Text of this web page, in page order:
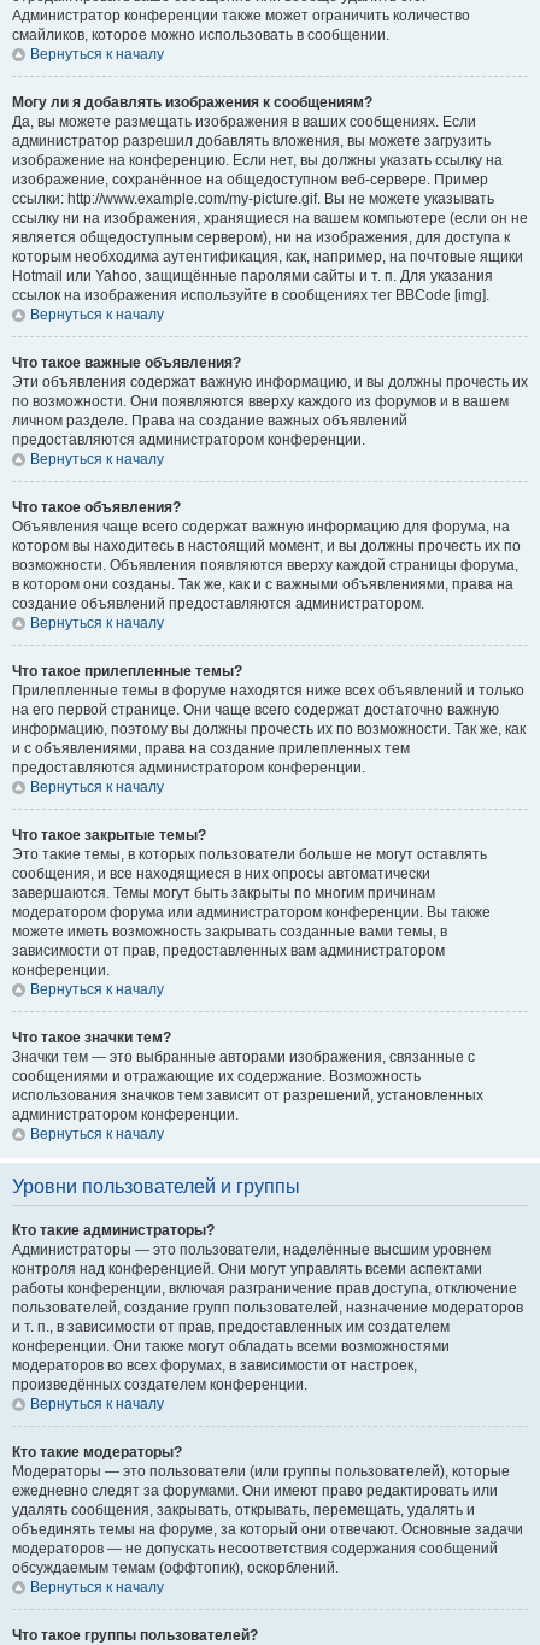
Администратор конференции также может ограничить количество
смайликов, которое можно использовать в сообщении.
Вернуться к началу
Могу ли я добавлять изображения к сообщениям?
Да, вы можете размещать изображения в ваших сообщениях. Если
администратор разрешил добавлять вложения, вы можете загрузить
изображение на конференцию. Если нет, вы должны указать ссылку на
изображение, сохранённое на общедоступном веб-сервере. Пример
ссылки: http://www.example.com/my-picture.gif. Вы не можете указывать
ссылку ни на изображения, хранящиеся на вашем компьютере (если он не
является общедоступным сервером), ни на изображения, для доступа к
которым необходима аутентификация, как, например, на почтовые ящики
Hotmail или Yahoo, защищённые паролями сайты и т. п. Для указания
ссылок на изображения используйте в сообщениях тег BBCode [img].
Вернуться к началу
Что такое важные объявления?
Эти объявления содержат важную информацию, и вы должны прочесть их
по возможности. Они появляются вверху каждого из форумов и в вашем
личном разделе. Права на создание важных объявлений
предоставляются администратором конференции.
Вернуться к началу
Что такое объявления?
Объявления чаще всего содержат важную информацию для форума, на
котором вы находитесь в настоящий момент, и вы должны прочесть их по
возможности. Объявления появляются вверху каждой страницы форума,
в котором они созданы. Так же, как и с важными объявлениями, права на
создание объявлений предоставляются администратором.
Вернуться к началу
Что такое прилепленные темы?
Прилепленные темы в форуме находятся ниже всех объявлений и только
на его первой странице. Они чаще всего содержат достаточно важную
информацию, поэтому вы должны прочесть их по возможности. Так же, как
и с объявлениями, права на создание прилепленных тем
предоставляются администратором конференции.
Вернуться к началу
Что такое закрытые темы?
Это такие темы, в которых пользователи больше не могут оставлять
сообщения, и все находящиеся в них опросы автоматически
завершаются. Темы могут быть закрыты по многим причинам
модератором форума или администратором конференции. Вы также
можете иметь возможность закрывать созданные вами темы, в
зависимости от прав, предоставленных вам администратором
конференции.
Вернуться к началу
Что такое значки тем?
Значки тем — это выбранные авторами изображения, связанные с
сообщениями и отражающие их содержание. Возможность
использования значков тем зависит от разрешений, установленных
администратором конференции.
Вернуться к началу
Уровни пользователей и группы
Кто такие администраторы?
Администраторы — это пользователи, наделённые высшим уровнем
контроля над конференцией. Они могут управлять всеми аспектами
работы конференции, включая разграничение прав доступа, отключение
пользователей, создание групп пользователей, назначение модераторов
и т. п., в зависимости от прав, предоставленных им создателем
конференции. Они также могут обладать всеми возможностями
модераторов во всех форумах, в зависимости от настроек,
произведённых создателем конференции.
Вернуться к началу
Кто такие модераторы?
Модераторы — это пользователи (или группы пользователей), которые
ежедневно следят за форумами. Они имеют право редактировать или
удалять сообщения, закрывать, открывать, перемещать, удалять и
объединять темы на форуме, за который они отвечают. Основные задачи
модераторов — не допускать несоответствия содержания сообщений
обсуждаемым темам (оффтопик), оскорблений.
Вернуться к началу
Что такое группы пользователей?